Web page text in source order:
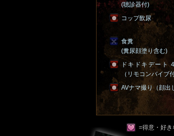
(聴診器付)
コップ飲尿
食糞
(糞尿顔塗り含む)
ドキドキデート
（リモコンバイブ付
AVナマ撮り（顔出
=得意・好き